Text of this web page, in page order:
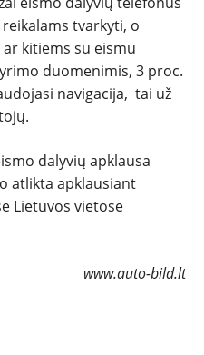
tvarkyti, o
kitiems su eismu
duomenimis, 3 proc.
navigacija, tai už
dalyvių apklausa
atlikta apklausiant
Lietuvos vietose
www.auto-bild.lt